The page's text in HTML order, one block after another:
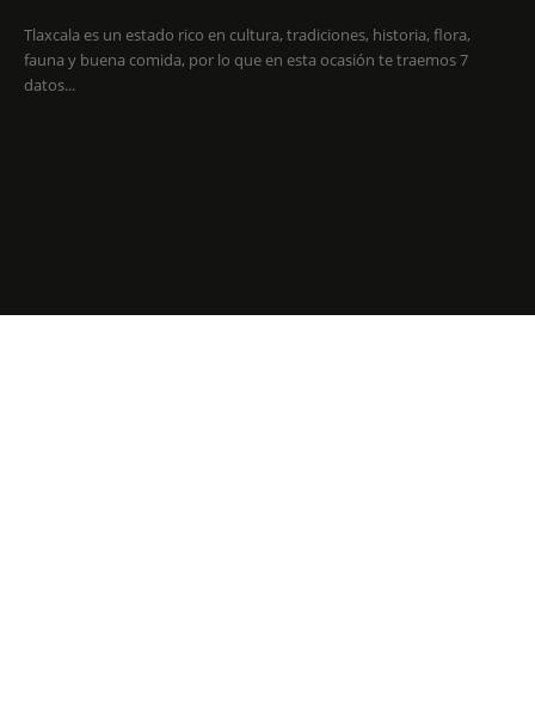
Tlaxcala es un estado rico en cultura, tradiciones, historia, flora,
fauna y buena comida, por lo que en esta ocasión te traemos 7
datos...